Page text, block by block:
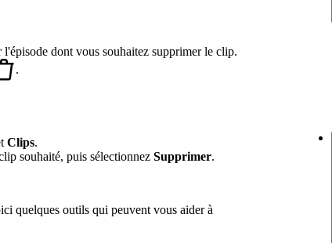
l'épisode dont vous souhaitez supprimer le clip.
.
Clips.
souhaité, puis sélectionnez Supprimer.
quelques outils qui peuvent vous aider à